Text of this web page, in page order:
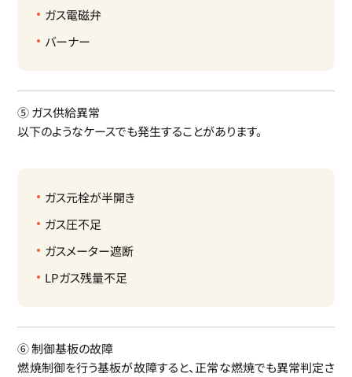
ガス電磁弁
バーナー
⑤ ガス供給異常
以下のようなケースでも発生することがあります。
ガス元栓が半開き
ガス圧不足
ガスメーター遮断
LPガス残量不足
⑥ 制御基板の故障
燃焼制御を行う基板が故障すると、正常な燃焼でも異常判定さ